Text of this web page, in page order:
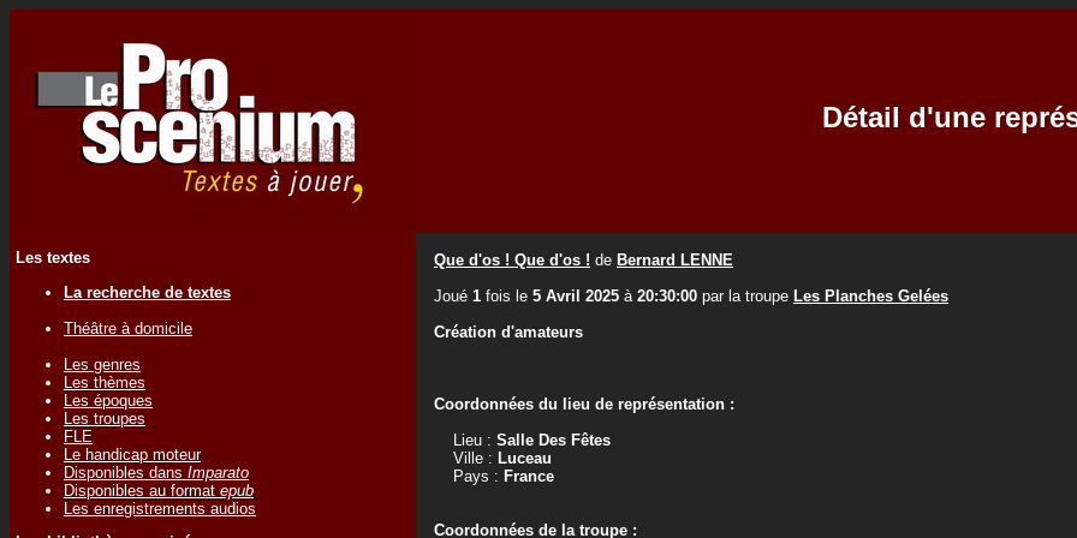
Détail d'une
Les textes
La recherche de textes
Théâtre à domicile
Les genres
Les thèmes
Les époques
Les troupes
FLE
Le handicap moteur
Disponibles dans Imparato
Disponibles au format epub
Les enregistrements audios
Que d'os ! Que d'os ! de Bernard LENNE
Joué 1 fois le 5 Avril 2025 à 20:30:00 par la troupe Les Planches Gelées
Création d'amateurs
Coordonnées du lieu de représentation :
Lieu : Salle Des Fêtes
Ville : Luceau
Pays : France
Coordonnées de la troupe :